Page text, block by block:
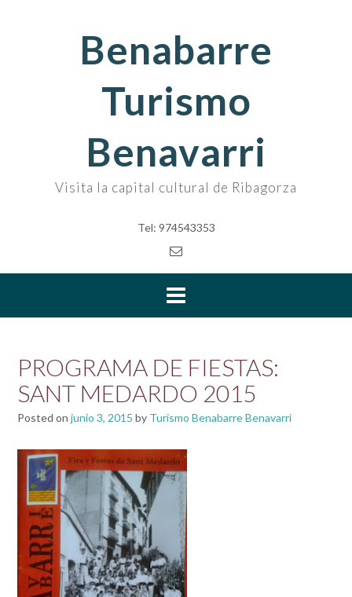
Benabarre
Turismo
Benavarri
Visita la capital cultural de Ribagorza
Tel: 974543353
PROGRAMA DE FIESTAS:
SANT MEDARDO 2015
Posted on junio 3, 2015 by Turismo Benabarre Benavarri